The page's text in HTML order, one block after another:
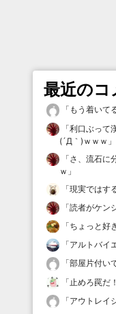
最近のコ
「 もう着いて
「利口ぶって
(´Д｀)ｗｗｗ 」
「さ、流石に
ｗ 」
「現実ではす
「読者がケン
「ちょっと好
「アルトバイ
「部屋片付い
「 止めろ罠だ
「アウトレイ